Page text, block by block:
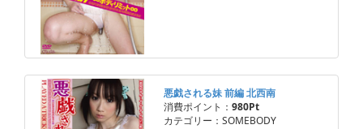
悪戯される妹 前編 北西南
消費ポイント： 980Pt
カテゴリー：SOMEBODY